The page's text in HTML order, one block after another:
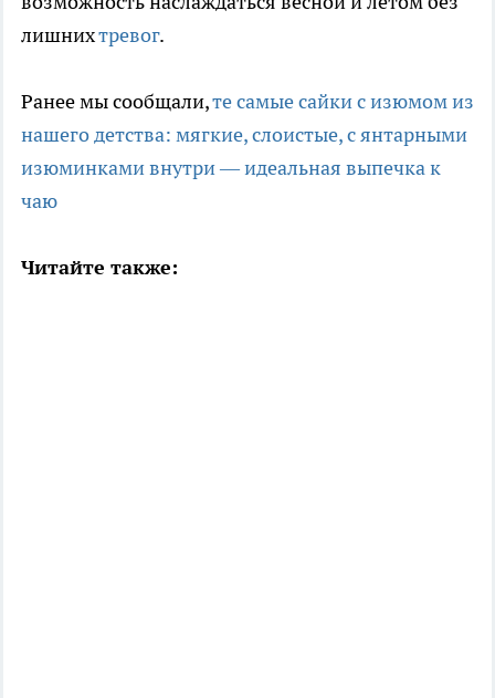
лишнихтревог.
Ранее мы сообщали,те самые сайки с изюмом из
нашего детства: мягкие, слоистые, с янтарными
изюминками внутри — идеальная выпечка к
чаю
Читайте также: